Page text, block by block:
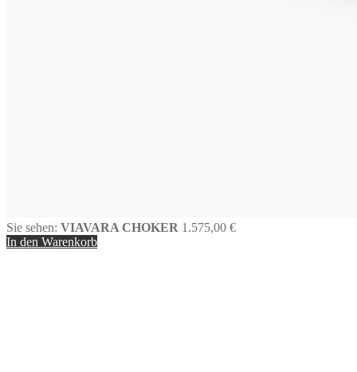
Sie sehen: VIAVARA CHOKER 1.575,00 €
In den Warenkorb